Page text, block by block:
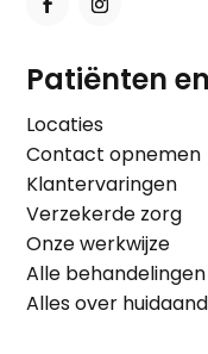
Patiënten
Locaties
Contact opnemen
Klantervaringen
Verzekerde zorg
Onze werkwijze
Alle behandelingen
Alles over